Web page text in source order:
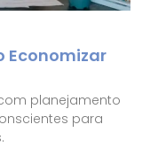
Economizar
planejamento
para